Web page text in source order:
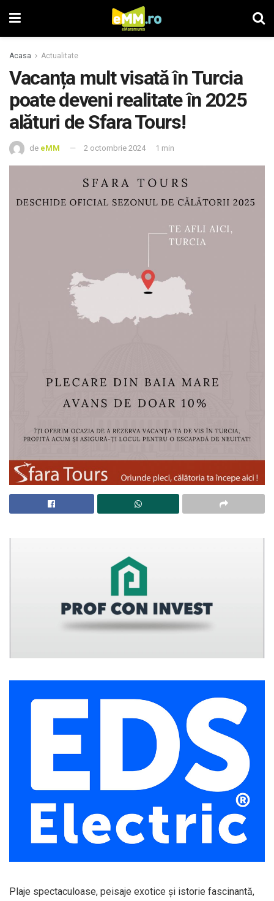
Acasa Actualitate
Vacanța mult visată în Turcia
poate deveni realitate în 2025
alături de Sfara Tours!
de eMM 2 octombrie 2024 1 min
Plaje spectaculoase, peisaje exotice și istorie fascinantă,